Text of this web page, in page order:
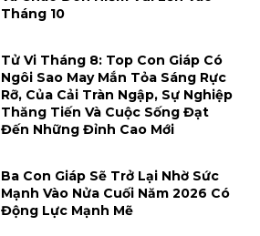
Tháng 10
Tử Vi Tháng 8: Top Con Giáp Có
Ngôi Sao May Mắn Tỏa Sáng Rực
Rỡ, Của Cải Tràn Ngập, Sự Nghiệp
Thăng Tiến Và Cuộc Sống Đạt
Đến Những Đỉnh Cao Mới
Ba Con Giáp Sẽ Trở Lại Nhờ Sức
Mạnh Vào Nửa Cuối Năm 2026 Có
Động Lực Mạnh Mẽ